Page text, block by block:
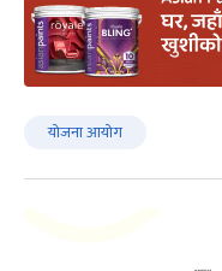
योजना आयोग